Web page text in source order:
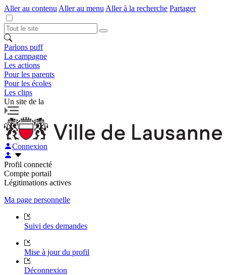
Aller au contenu Aller au menu Aller à la recherche Partager
Parlons puff
La campagne
Les actions
Pour les parents
Pour les écoles
Les clips
Un site de la
Connexion
Profil connecté
Compte portail
Légitimations actives
Ma page personnelle
Suivi des demandes
Mise à jour du profil
Déconnexion